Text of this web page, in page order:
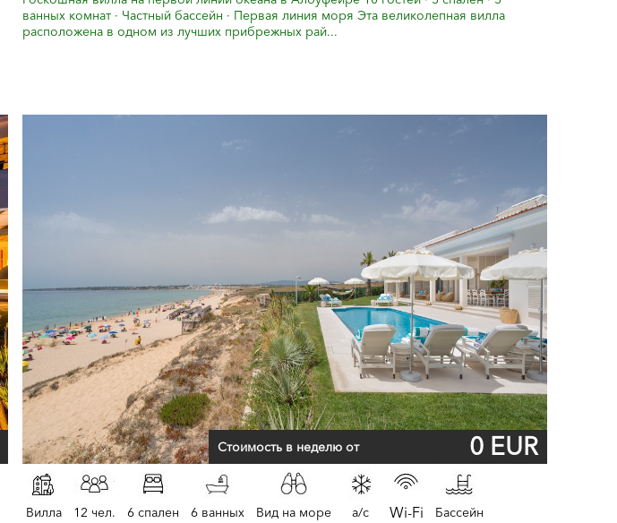
ванных комнат · Частный бассейн · Первая линия моря Эта великолепная вилла
расположена в одном из лучших прибрежных рай...
Стоимость в неделю от 0 EUR
Вилла 12 чел. 6 спален 6 ванных Вид на море a/c Wi-Fi Бассейн